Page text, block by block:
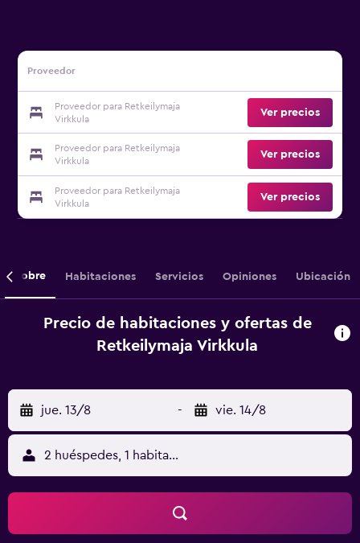
Proveedor
Proveedor para Retkeilymaja
Virkkula
Ver precios
Proveedor para Retkeilymaja
Virkkula
Ver precios
Proveedor para Retkeilymaja
Virkkula
Ver precios
Sobre Habitaciones Servicios Opiniones Ubicación
Precio de habitaciones y ofertas de
Retkeilymaja Virkkula
jue. 13/8 - vie. 14/8
2 huéspedes, 1 habitación